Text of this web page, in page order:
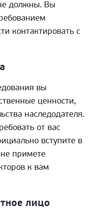
должны. Вы
контактировать с
вы
ценности,
наследодателя.
от вас
вступите в
примете
к вам
лицо